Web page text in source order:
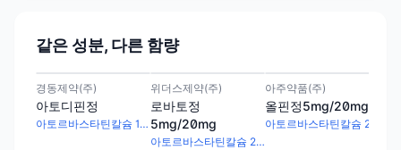
같은 성분, 다른 함량
경동제약(주)
아토디핀정
아토르바스타틴칼슘 10.85mg · 암로디핀베실산염 6.94mg
위더스제약(주)
로바토정
5mg/20mg
아토르바스타틴칼슘 20.72mg · 암로디핀베실산염 6.94mg
아주약품(주)
올핀정5mg/20mg